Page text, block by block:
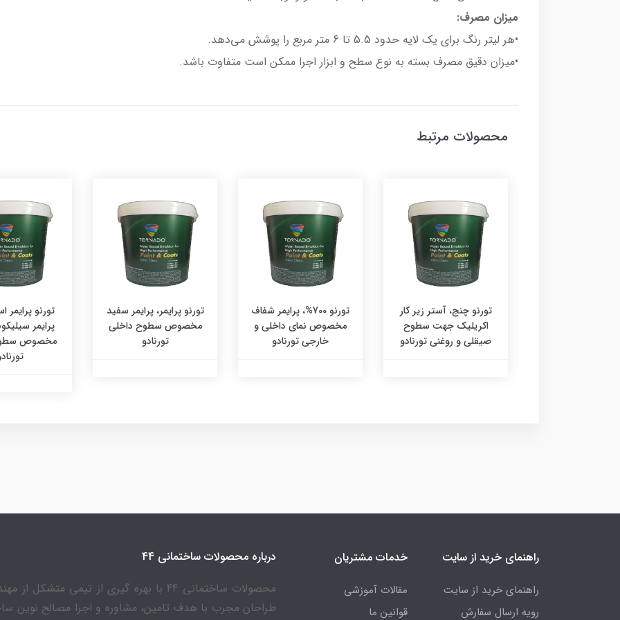
میزان مصرف:
•هر لیتر رنگ برای یک لایه حدود 5.5 تا 6 متر مربع را پوشش می‌دهد.
•میزان دقیق مصرف بسته به نوع سطح و ابزار اجرا ممکن است متفاوت باشد.
محصولات مرتبط
تورنو چنج، آستر زیر کار
اکریلیک جهت سطوح
صیقلی و روغنی تورنادو
تورنو 700%، پرایمر شفاف
مخصوص نمای داخلی و
خارجی تورنادو
تورنو پرایمر، پرایمر سفید
مخصوص سطوح داخلی
تورنادو
تورنو پرایمر
پرایمر
مخصوص
راهنمای خرید از سایت
راهنمای خرید از سایت
رویه ارسال سفارش
خدمات مشتریان
مقالات آموزشی
قوانین ما
درباره محصولات ساختمانی 44
محصولات ساختمانی 44 با بهره گیری از تیمی متشکل
طراحان مجرب با هدف تامین، مشاوره و اجرا مصالح نوین